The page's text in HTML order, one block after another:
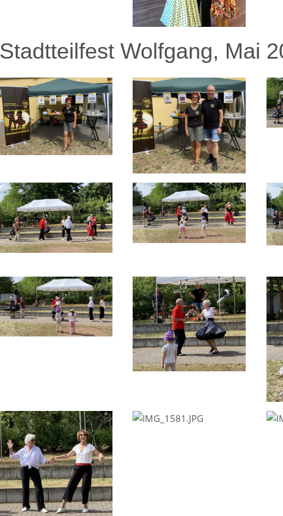
Stadtteilfest Wolfgang, Mai